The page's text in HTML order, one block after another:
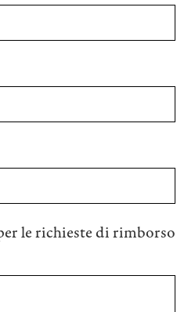
le richieste di rimborso